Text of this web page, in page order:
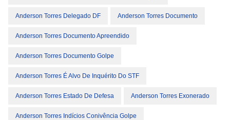
Anderson Torres Delegado DF Anderson Torres Documento
Anderson Torres Documento Apreendido
Anderson Torres Documento Golpe
Anderson Torres É Alvo De Inquérito Do STF
Anderson Torres Estado De Defesa Anderson Torres Exonerado
Anderson Torres Indícios Conivência Golpe